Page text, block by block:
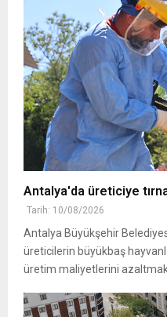
Antalya'da üreticiye
Tarih: 10/08/2026
Antalya Büyükşehir
üreticilerin büyükbaş
üretim maliyetlerini azaltmak